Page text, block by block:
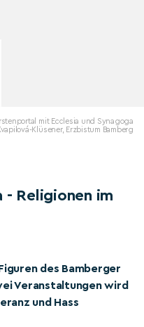
mit Ecclesia und Synagoga
Klüsener, Erzbistum Bamberg
- Religionen im
des Bamberger
Veranstaltungen wird
und Hass